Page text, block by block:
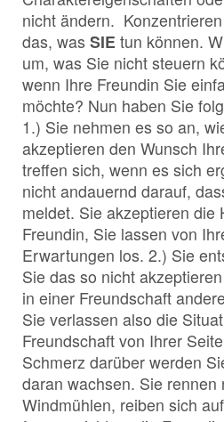
nicht ändern.
das, was SIE tun können.
um, was Sie nicht steuern
wenn Ihre Freundin Sie
möchte? Nun haben Sie
1.) Sie nehmen es so an,
akzeptieren den Wunsch
treffen sich, wenn es sich
nicht andauernd darauf,
meldet. Sie akzeptieren die
Freundin, Sie lassen von
Erwartungen los. 2.) Sie
Sie das so nicht
in einer Freundschaft
Sie verlassen also die
Freundschaft von Ihrer
Schmerz darüber werden
daran wachsen. Sie rennen
Windmühlen, reiben sich